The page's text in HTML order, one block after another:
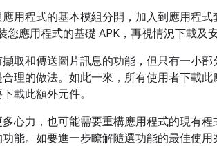
用程式的基本模組分開，加入到應用程
應用程式的基礎 APK，再視情況下載及
取和傳送圖片訊息的功能，但只有一小
理的做法。如此一來，所有使用者下載
載此額外元件。
心力，也可能需要重構應用程式的現有
能。如要進一步瞭解隨選功能的最佳使用